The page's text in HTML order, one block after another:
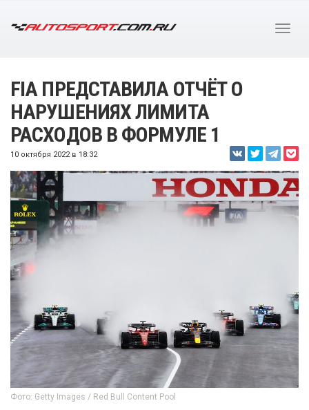
FIA ПРЕДСТАВИЛА ОТЧЁТ О
НАРУШЕНИЯХ ЛИМИТА
РАСХОДОВ В ФОРМУЛЕ 1
10 октября 2022 в 18:32
Фото: Getty Images / Red Bull Content Pool